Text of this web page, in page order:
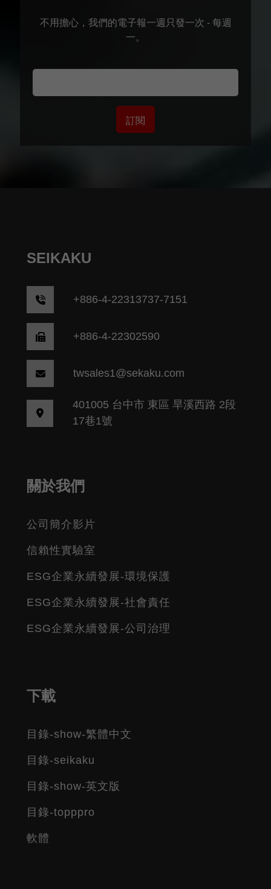
不用擔心，我們的電子報一週只發一次 - 每週
一。
訂閱
SEIKAKU
+886-4-22313737-7151
+886-4-22302590
twsales1@sekaku.com
401005 台中市 東區 旱溪西路 2段
17巷1號
關於我們
公司簡介影片
信賴性實驗室
ESG企業永續發展-環境保護
ESG企業永續發展-社會責任
ESG企業永續發展-公司治理
下載
目錄-show-繁體中文
目錄-seikaku
目錄-show-英文版
目錄-topppro
軟體